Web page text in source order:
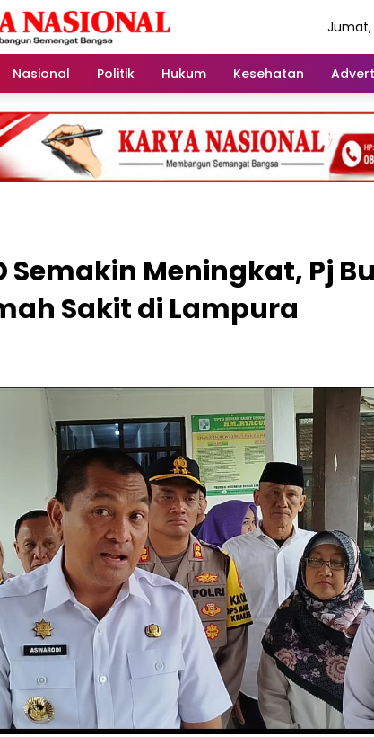
Jumat,
Nasional Politik Hukum Kesehatan
Semakin Meningkat, Pj
Sakit di Lampura